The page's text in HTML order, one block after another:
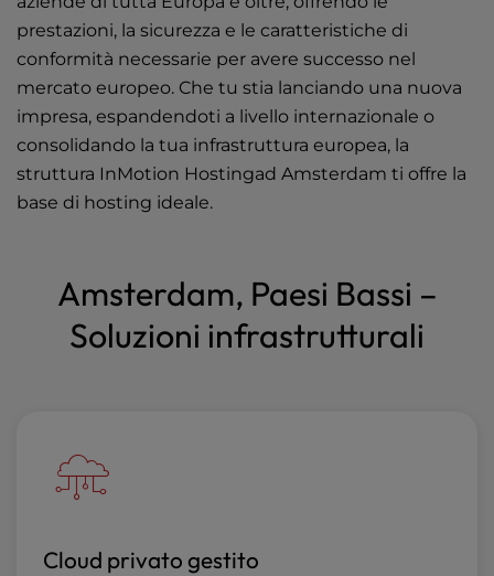
prestazioni, la sicurezza e le caratteristiche di
conformità necessarie per avere successo nel
mercato europeo. Che tu stia lanciando una nuova
impresa, espandendoti a livello internazionale o
consolidando la tua infrastruttura europea, la
struttura InMotion Hostingad Amsterdam ti offre la
base di hosting ideale.
Amsterdam, Paesi Bassi –
Soluzioni infrastrutturali
Cloud privato gestito